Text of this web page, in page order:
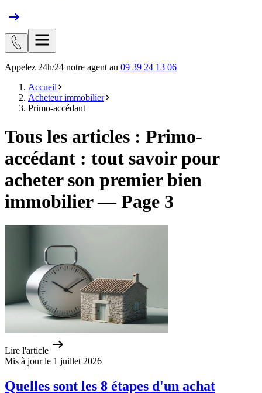
Appelez 24h/24 notre agent au 09 39 24 13 06
Accueil
Acheteur immobilier
Primo-accédant
Tous les articles : Primo-
accédant : tout savoir pour
acheter son premier bien
immobilier — Page 3
Lire l'article
Mis à jour le 1 juillet 2026
Quelles sont les 8 étapes d'un achat